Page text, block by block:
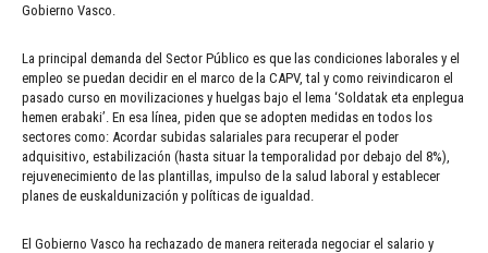
Gobierno Vasco.
La principal demanda del Sector Público es que las condiciones laborales y el
empleo se puedan decidir en el marco de la CAPV, tal y como reivindicaron el
pasado curso en movilizaciones y huelgas bajo el lema ‘Soldatak eta enplegua
hemen erabaki’. En esa línea, piden que se adopten medidas en todos los
sectores como: Acordar subidas salariales para recuperar el poder
adquisitivo, estabilización (hasta situar la temporalidad por debajo del 8%),
rejuvenecimiento de las plantillas, impulso de la salud laboral y establecer
planes de euskaldunización y políticas de igualdad.
El Gobierno Vasco ha rechazado de manera reiterada negociar el salario y